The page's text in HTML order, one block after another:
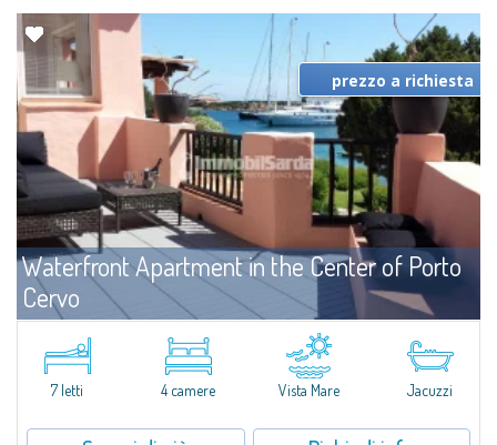
Waterfront Apartment in the Center of Porto
Cervo
Porto Cervo Affitto
Spazioso appartamento in affitto a Porto Cervo, cuore dell'incantevole
Costa Smeralda.L'appartamento si compone di ampio soggiorno, cucina
indipendente, due camere matrimoniali, una camera doppia, una camera
prezzo a richiesta
7 letti 4 camere Vista Mare Jacuzzi